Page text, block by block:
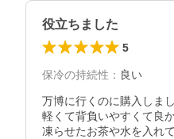
役立ちました
5
保冷の持続性 ： 良い
万博に行くのに購入しま
軽くて背負いやすくて良
凍らせたお茶や水を入れ